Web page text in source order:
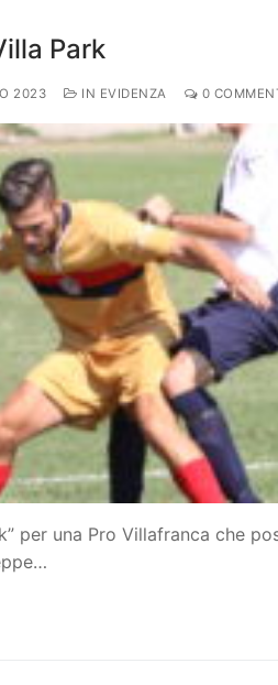
Juniores
Park
2023 IN EVIDENZA 0
per una Pro Villafranca che